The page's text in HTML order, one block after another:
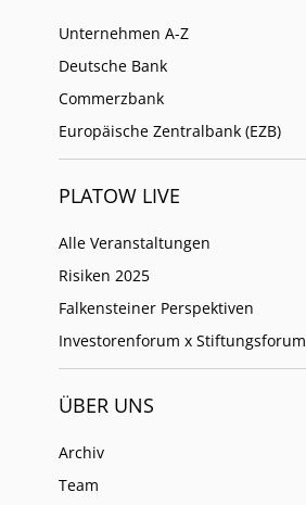
Unternehmen A-Z
Deutsche Bank
Commerzbank
Europäische Zentralbank (EZB)
PLATOW LIVE
Alle Veranstaltungen
Risiken 2025
Falkensteiner Perspektiven
Investorenforum x Stiftungsforum
ÜBER UNS
Archiv
Team